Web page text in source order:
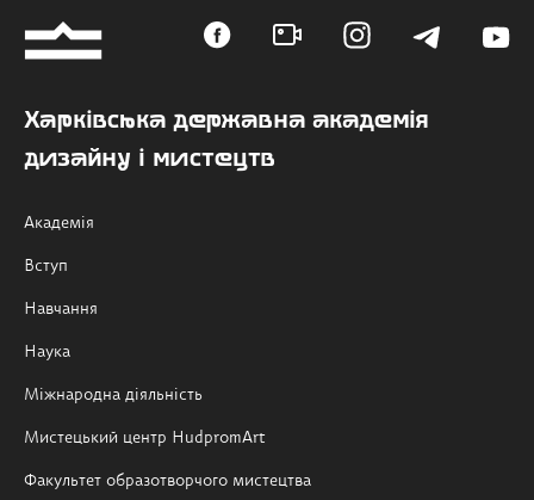
Харківська державна академія
дизайну і мистецтв
Академія
Вступ
Навчання
Наука
Міжнародна діяльність
Мистецький центр HudpromArt
Факультет образотворчого мистецтва